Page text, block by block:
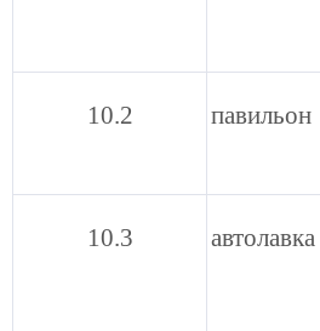
10.2 павильон
10.3 автолавка